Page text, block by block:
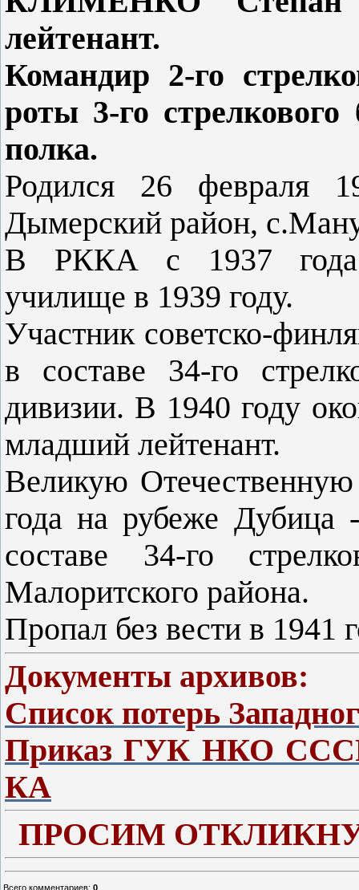
лейтенант.
Командир 2-го
роты 3-го стрелкового
полка.
Родился 26 февраля
Дымерский район,
В РККА с 1937 года.
училище в 1939 году.
Участник советско-
в составе 34-го
дивизии. В 1940 году
младший лейтенант.
Великую
года на рубеже Дубица
составе 34-го
Малоритского района.
Пропал без вести в 1941
Документы архивов:
Список потерь
Приказ ГУК НКО СССР
КА
ПРОСИМ
Всего комментариев: 0